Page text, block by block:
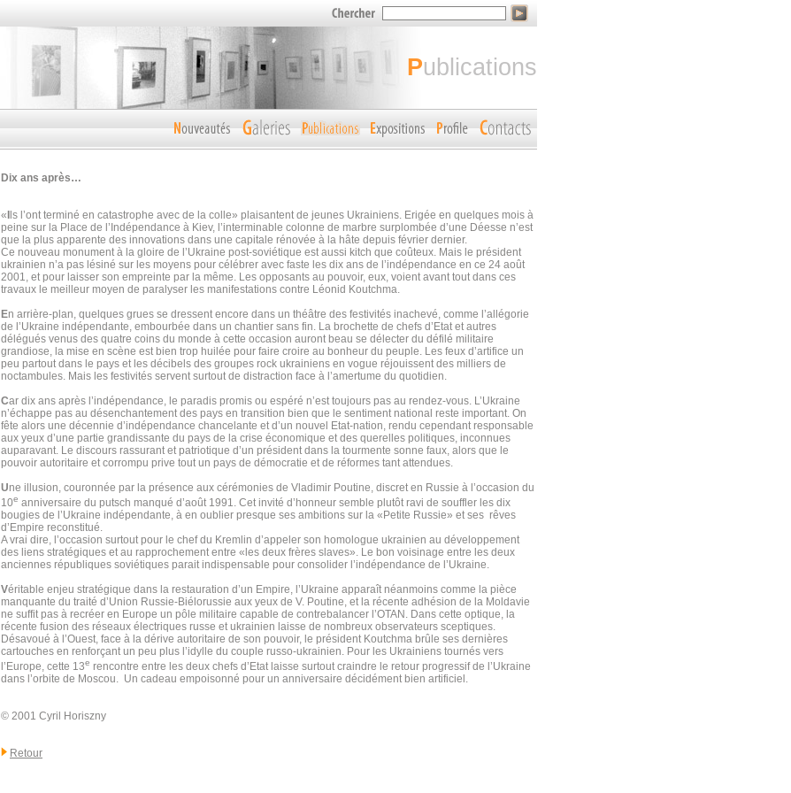
publications
Dix ans après…
« ls l’ont terminé en catastrophe avec de la colle» plaisantent de jeunes Ukrainiens. Erigée en quelques mois à
peine sur la Place de l’Indépendance à Kiev, l’interminable colonne de marbre surplombée d’une Déesse n’est
que la plus apparente des innovations dans une capitale rénovée à la hâte depuis février dernier.
Ce nouveau monument à la gloire de l’Ukraine post-soviétique est aussi kitch que coûteux. Mais le président
ukrainien n’a pas lésiné sur les moyens pour célébrer avec faste les dix ans de l’indépendance en ce 24 août
2001, et pour laisser son empreinte par la même. Les opposants au pouvoir, eux, voient avant tout dans ces
travaux le meilleur moyen de paralyser les manifestations contre Léonid Koutchma.
En arrière-plan, quelques grues se dressent encore dans un théâtre des festivités inachevé, comme l’allégorie
de l’Ukraine indépendante, embourbée dans un chantier sans fin. La brochette de chefs d’Etat et autres
délégués venus des quatre coins du monde à cette occasion auront beau se délecter du défilé militaire
grandiose, la mise en scène est bien trop huilée pour faire croire au bonheur du peuple. Les feux d’artifice un
peu partout dans le pays et les décibels des groupes rock ukrainiens en vogue réjouissent des milliers de
noctambules. Mais les festivités servent surtout de distraction face à l’amertume du quotidien.
Car dix ans après l’indépendance, le paradis promis ou espéré n’est toujours pas au rendez-vous. L’Ukraine
n’échappe pas au désenchantement des pays en transition bien que le sentiment national reste important. On
fête alors une décennie d’indépendance chancelante et d’un nouvel Etat-nation, rendu cependant responsable
aux yeux d’une partie grandissante du pays de la crise économique et des querelles politiques, inconnues
auparavant. Le discours rassurant et patriotique d’un président dans la tourmente sonne faux, alors que le
pouvoir autoritaire et corrompu prive tout un pays de démocratie et de réformes tant attendues.
Une illusion, couronnée par la présence aux cérémonies de Vladimir Poutine, discret en Russie à l’occasion du
10e anniversaire du putsch manqué d’août 1991. Cet invité d’honneur semble plutôt ravi de souffler les dix
bougies de l’Ukraine indépendante, à en oublier presque ses ambitions sur la «Petite Russie» et ses rêves
d’Empire reconstitué.
A vrai dire, l’occasion surtout pour le chef du Kremlin d’appeler son homologue ukrainien au développement
des liens stratégiques et au rapprochement entre «les deux frères slaves». Le bon voisinage entre les deux
anciennes républiques soviétiques parait indispensable pour consolider l’indépendance de l’Ukraine.
Véritable enjeu stratégique dans la restauration d’un Empire, l’Ukraine apparaît néanmoins comme la pièce
manquante du traité d’Union Russie-Biélorussie aux yeux de V. Poutine, et la récente adhésion de la Moldavie
ne suffit pas à recréer en Europe un pôle militaire capable de contrebalancer l’OTAN. Dans cette optique, la
récente fusion des réseaux électriques russe et ukrainien laisse de nombreux observateurs sceptiques.
Désavoué à l’Ouest, face à la dérive autoritaire de son pouvoir, le président Koutchma brûle ses dernières
cartouches en renforçant un peu plus l’idylle du couple russo-ukrainien. Pour les Ukrainiens tournés vers
l’Europe, cette 13e rencontre entre les deux chefs d’Etat laisse surtout craindre le retour progressif de l’Ukraine
dans l’orbite de Moscou. Un cadeau empoisonné pour un anniversaire décidément bien artificiel.
© 2001 Cyril Horiszny
Retour